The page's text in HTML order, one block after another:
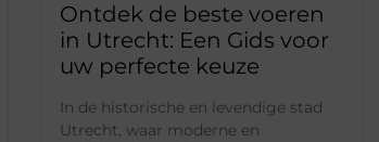
Ontdek de beste voeren
in Utrecht: Een Gids voor
uw perfecte keuze
In de historische en levendige stad
Utrecht, waar moderne en